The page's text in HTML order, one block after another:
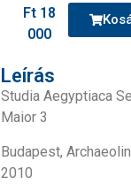
Ft18
000
Leírás
Studia Aegyptiaca
Maior 3
Budapest,
2010